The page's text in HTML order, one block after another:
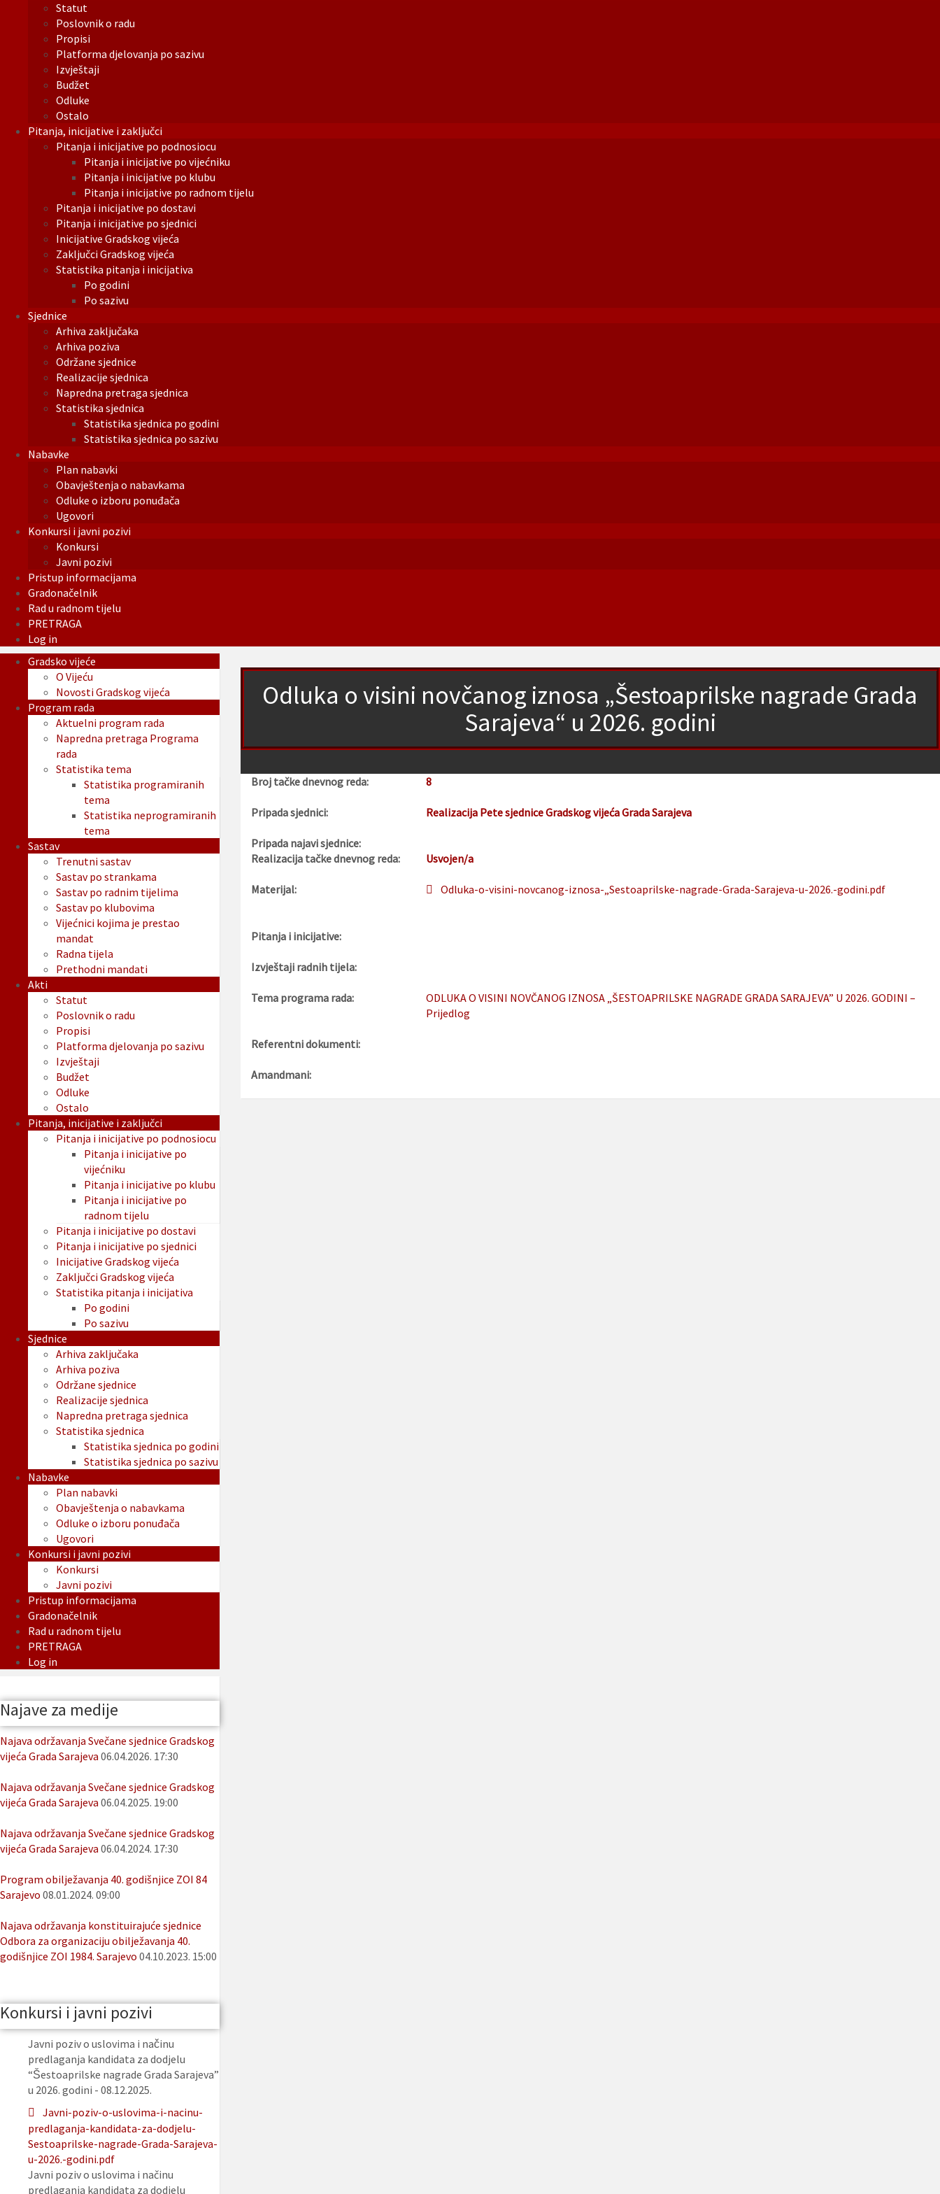
Statut
Poslovnik o radu
Propisi
Platforma djelovanja po sazivu
Izvještaji
Budžet
Odluke
Ostalo
Pitanja, inicijative i zaključci
Pitanja i inicijative po podnosiocu
Pitanja i inicijative po vijećniku
Pitanja i inicijative po klubu
Pitanja i inicijative po radnom tijelu
Pitanja i inicijative po dostavi
Pitanja i inicijative po sjednici
Inicijative Gradskog vijeća
Zaključci Gradskog vijeća
Statistika pitanja i inicijativa
Po godini
Po sazivu
Sjednice
Arhiva zaključaka
Arhiva poziva
Održane sjednice
Realizacije sjednica
Napredna pretraga sjednica
Statistika sjednica
Statistika sjednica po godini
Statistika sjednica po sazivu
Nabavke
Plan nabavki
Obavještenja o nabavkama
Odluke o izboru ponuđača
Ugovori
Konkursi i javni pozivi
Konkursi
Javni pozivi
Pristup informacijama
Gradonačelnik
Rad u radnom tijelu
PRETRAGA
Log in
Odluka o visini novčanog iznosa „Šestoaprilske nagrade Grada
Sarajeva“ u 2026. godini
Broj tačke dnevnog reda: 8
Pripada sjednici: Realizacija Pete sjednice Gradskog vijeća Grada Sarajeva
Pripada najavi sjednice:
Realizacija tačke dnevnog reda:
Usvojen/a
Materijal: Odluka-o-visini-novcanog-iznosa-„Sestoaprilske-nagrade-Grada-Sarajeva-u-2026.-godini.pdf
Pitanja i inicijative:
Izvještaji radnih tijela:
Tema programa rada:
ODLUKA O VISINI NOVČANOG IZNOSA „ŠESTOAPRILSKE NAGRADE GRADA SARAJEVA” U 2026. GODINI –
Prijedlog
Referentni dokumenti:
Amandmani:
Gradsko vijeće
O Vijeću
Novosti Gradskog vijeća
Program rada
Aktuelni program rada
Napredna pretraga Programa
rada
Statistika tema
Statistika programiranih
tema
Statistika neprogramiranih
tema
Sastav
Trenutni sastav
Sastav po strankama
Sastav po radnim tijelima
Sastav po klubovima
Vijećnici kojima je prestao
mandat
Radna tijela
Prethodni mandati
Akti
Statut
Poslovnik o radu
Propisi
Platforma djelovanja po sazivu
Izvještaji
Budžet
Odluke
Ostalo
Pitanja, inicijative i zaključci
Pitanja i inicijative po podnosiocu
Pitanja i inicijative po
vijećniku
Pitanja i inicijative po klubu
Pitanja i inicijative po
radnom tijelu
Pitanja i inicijative po dostavi
Pitanja i inicijative po sjednici
Inicijative Gradskog vijeća
Zaključci Gradskog vijeća
Statistika pitanja i inicijativa
Po godini
Po sazivu
Sjednice
Arhiva zaključaka
Arhiva poziva
Održane sjednice
Realizacije sjednica
Napredna pretraga sjednica
Statistika sjednica
Statistika sjednica po godini
Statistika sjednica po sazivu
Nabavke
Plan nabavki
Obavještenja o nabavkama
Odluke o izboru ponuđača
Ugovori
Konkursi i javni pozivi
Konkursi
Javni pozivi
Pristup informacijama
Gradonačelnik
Rad u radnom tijelu
PRETRAGA
Log in
Najave za medije
Najava održavanja Svečane sjednice Gradskog
vijeća Grada Sarajeva 06.04.2026. 17:30
Najava održavanja Svečane sjednice Gradskog
vijeća Grada Sarajeva 06.04.2025. 19:00
Najava održavanja Svečane sjednice Gradskog
vijeća Grada Sarajeva 06.04.2024. 17:30
Program obilježavanja 40. godišnjice ZOI 84
Sarajevo 08.01.2024. 09:00
Najava održavanja konstituirajuće sjednice
Odbora za organizaciju obilježavanja 40.
godišnjice ZOI 1984. Sarajevo 04.10.2023. 15:00
Konkursi i javni pozivi
Javni poziv o uslovima i načinu
predlaganja kandidata za dodjelu
“Šestoaprilske nagrade Grada Sarajeva”
u 2026. godini - 08.12.2025.
Javni-poziv-o-uslovima-i-nacinu-
predlaganja-kandidata-za-dodjelu-
Sestoaprilske-nagrade-Grada-Sarajeva-
u-2026.-godini.pdf
Javni poziv o uslovima i načinu
predlaganja kandidata za dodjelu